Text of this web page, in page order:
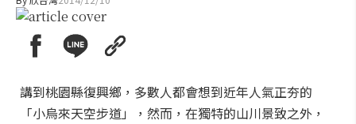
講到桃園縣復興鄉，多數人都會想到近年人氣正夯的
「小烏來天空步道」，然而，在獨特的山川景致之外，